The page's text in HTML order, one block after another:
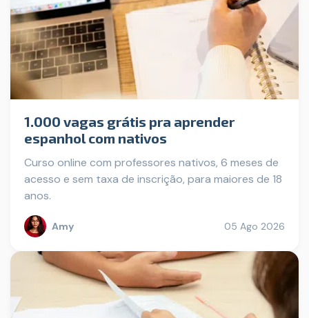
1.000 vagas grátis pra aprender
espanhol com nativos
Curso online com professores nativos, 6 meses de
acesso e sem taxa de inscrição, para maiores de 18
anos.
Amy 05 Ago 2026